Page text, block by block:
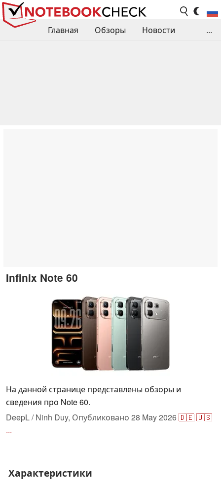
Главная Обзоры
Новости
...
Infinix Note 60
На данной странице представлены обзоры и
сведения про Note 60.
DeepL / Ninh Duy, Опубликовано 28 May 2026🇩🇪🇺🇸
...
Характеристики